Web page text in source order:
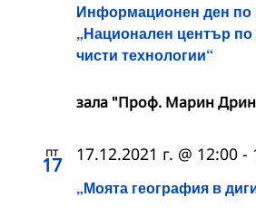
Информационен ден по
„Национален център по
чисти технологии“
зала "Проф. Марин
пт
17
„Моята география в
17.12.2021 г. @ 12:00 -